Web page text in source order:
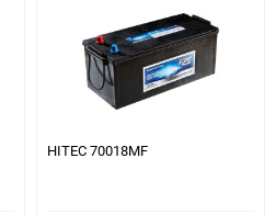
HITEC 70018MF